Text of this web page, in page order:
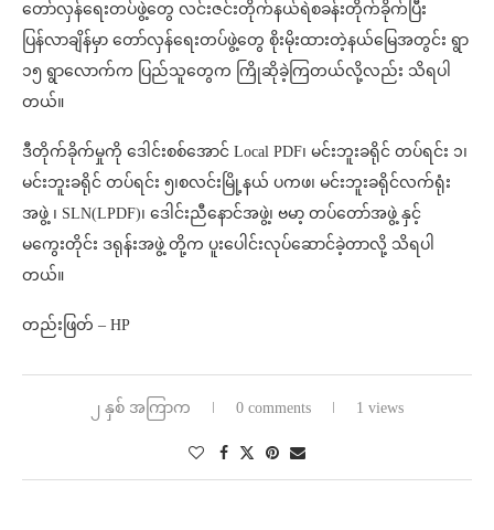
တော်လှန်ရေးတပ်ဖွဲ့တွေ လင်းဇင်းတိုက်နယ်ရဲစခန်းတိုက်ခိုက်ပြီး
ပြန်လာချိန်မှာ တော်လှန်ရေးတပ်ဖွဲ့တွေ စိုးမိုးထားတဲ့နယ်မြေအတွင်း ရွာ
၁၅ ရွာလောက်က ပြည်သူတွေက ကြိုဆိုခဲ့ကြတယ်လို့လည်း သိရပါ
တယ်။
ဒီတိုက်ခိုက်မှုကို ဒေါင်းစစ်အောင် Local PDF၊ မင်းဘူးခရိုင် တပ်ရင်း ၁၊
မင်းဘူးခရိုင် တပ်ရင်း ၅၊စလင်းမြို့နယ် ပကဖ၊ မင်းဘူးခရိုင်လက်ရုံး
အဖွဲ့ ၊ SLN(LPDF)၊ ဒေါင်းညီနောင်အဖွဲ့၊ ဗမာ့ တပ်တော်အဖွဲ့ နှင့်
မကွေးတိုင်း ဒရုန်းအဖွဲ့ တို့က ပူးပေါင်းလုပ်ဆောင်ခဲ့တာလို့ သိရပါ
တယ်။
တည်းဖြတ် – HP
၂ နှစ် အကြာက 0 comments 1 views